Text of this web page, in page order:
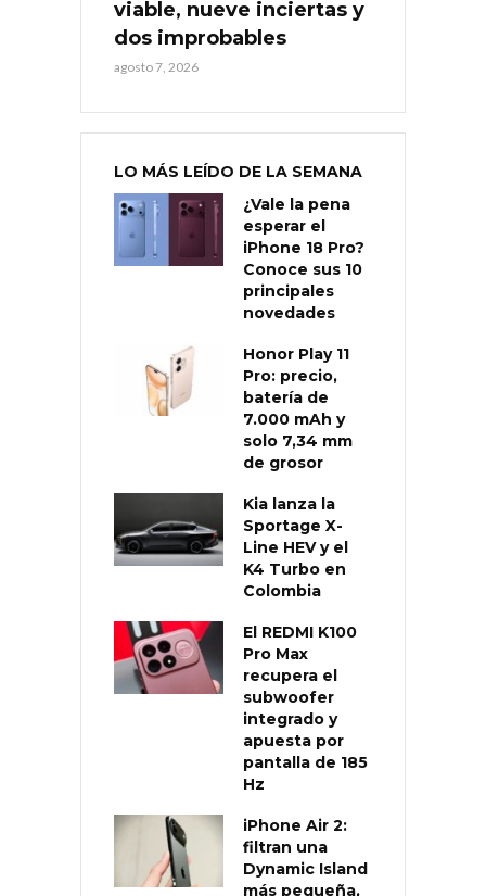
viable, nueve inciertas y
dos improbables
agosto 7, 2026
LO MÁS LEÍDO DE LA SEMANA
¿Vale la pena
esperar el
iPhone 18 Pro?
Conoce sus 10
principales
novedades
Honor Play 11
Pro: precio,
batería de
7.000 mAh y
solo 7,34 mm
de grosor
Kia lanza la
Sportage X-
Line HEV y el
K4 Turbo en
Colombia
El REDMI K100
Pro Max
recupera el
subwoofer
integrado y
apuesta por
pantalla de 185
Hz
iPhone Air 2:
filtran una
Dynamic Island
más pequeña,